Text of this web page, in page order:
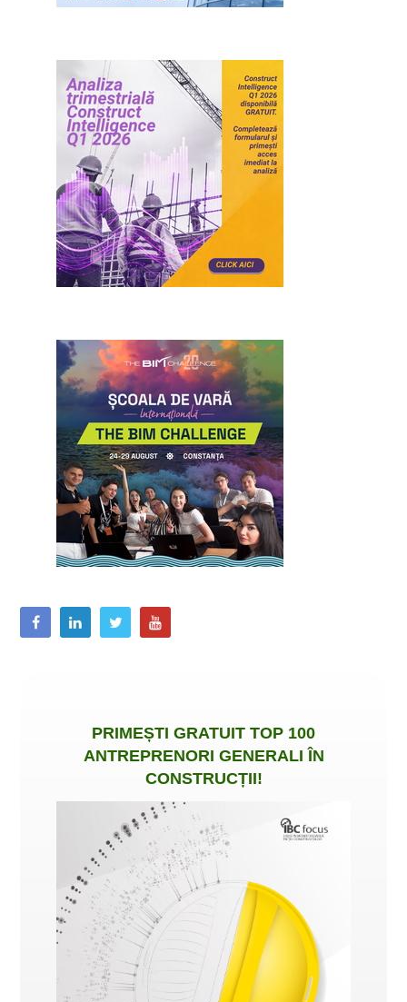
PRIMEȘTI GRATUIT TOP 100
ANTREPRENORI GENERALI ÎN
CONSTRUCȚII!